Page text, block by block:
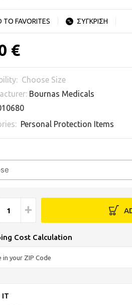
TO FAVORITES ΣΥΓΚΡΙΣΗ
€
Choose Size
Bournas Medicals
Personal Protection Items
+
Cost Calculation
IT